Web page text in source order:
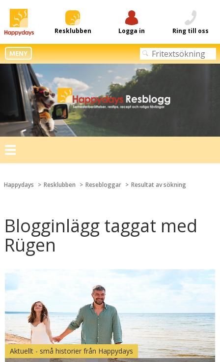
Resklubben Logga in Ring till oss
MENY
Toggle
navigation
Happydays Resklubben Resebloggar Resultat av sökning
Blogginlägg taggat med
Rügen
Aktuellt - små historier från Happydays